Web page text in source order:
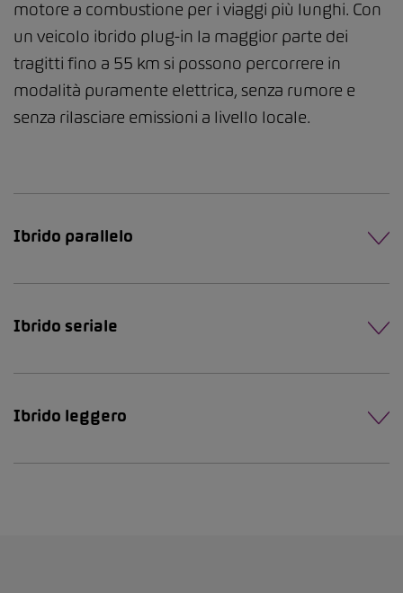
motore a combustione per i viaggi più lunghi. Con
un veicolo ibrido plug-in la maggior parte dei
tragitti fino a 55 km si possono percorrere in
modalità puramente elettrica, senza rumore e
senza rilasciare emissioni a livello locale.
Ibrido parallelo
Ibrido seriale
Ibrido leggero